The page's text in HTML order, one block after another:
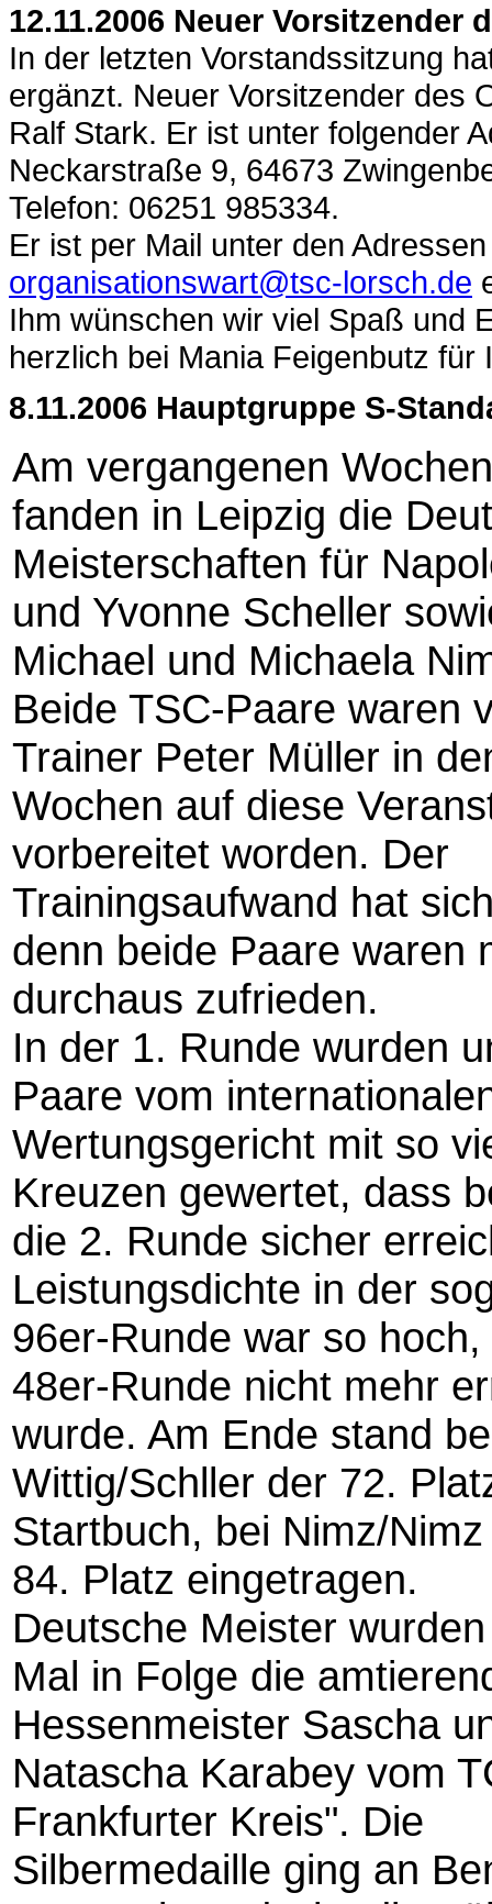
12.11.2006 Neuer
In der letzten Vorstandssitzung
ergänzt. Neuer Vorsitzender des
Ralf Stark. Er ist unter folgender
Neckarstraße 9, 64673
Telefon: 06251 985334.
Er ist per Mail unter den
organisationswart@tsc-lorsch.de
Ihm wünschen wir viel Spaß und
herzlich bei Mania Feigenbutz
8.11.2006 Hauptgruppe S-
Am vergangenen
fanden in Leipzig die
Meisterschaften für
und Yvonne Scheller
Michael und Michaela
Beide TSC-Paare waren
Trainer Peter Müller in
Wochen auf diese
vorbereitet worden. Der
Trainingsaufwand hat
denn beide Paare waren
durchaus zufrieden.
In der 1. Runde wurden
Paare vom
Wertungsgericht mit so
Kreuzen gewertet, dass
die 2. Runde sicher
Leistungsdichte in der
96er-Runde war so
48er-Runde nicht mehr
wurde. Am Ende stand
Wittig/Schller der 72.
Startbuch, bei Nimz/
84. Platz eingetragen.
Deutsche Meister
Mal in Folge die
Hessenmeister Sascha
Natascha Karabey vom
Frankfurter Kreis". Die
Silbermedaille ging an